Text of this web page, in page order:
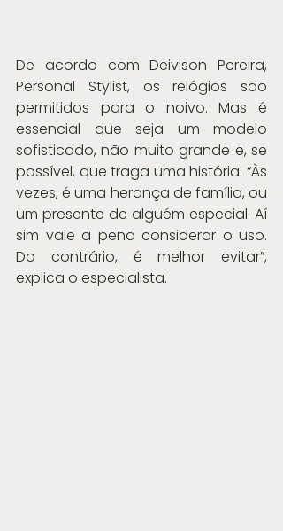
De acordo com Deivison Pereira,
Personal Stylist, os relógios são
permitidos para o noivo. Mas é
essencial que seja um modelo
sofisticado, não muito grande e, se
possível, que traga uma história. “Às
vezes, é uma herança de família, ou
um presente de alguém especial. Aí
sim vale a pena considerar o uso.
Do contrário, é melhor evitar”,
explica o especialista.